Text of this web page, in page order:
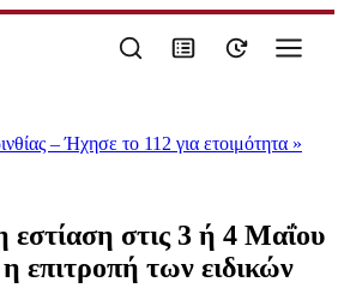
– Ήχησε το 112 για ετοιμότητα »
εστίαση στις 3 ή 4 Μαΐου
η επιτροπή των ειδικών